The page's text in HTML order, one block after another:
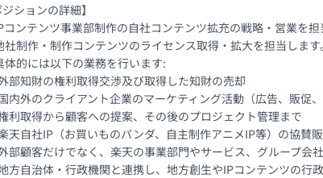
ジションの詳細】
ンテンツ事業部制作の自社コンテンツ拡充の戦略・営業を担
制作・制作コンテンツのライセンス取得・拡大を担当します。
的には以下の業務を行います:
部知財の権利取得交渉及び取得した知財の売却
内外のクライアント企業のマーケティング活動（広告、販促
利取得から顧客への提案、その後のプロジェクト管理まで
天自社IP（お買いものパンダ、自主制作アニメIP等）の協賛
部顧客だけでなく、楽天の事業部門やサービス、グループ会
方自治体・行政機関と連携し、地方創生やIPコンテンツの行政